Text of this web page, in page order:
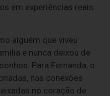
em experiências reais
alguém que viveu
e nunca deixou de
Para Fernanda, o
nas conexões
no coração de